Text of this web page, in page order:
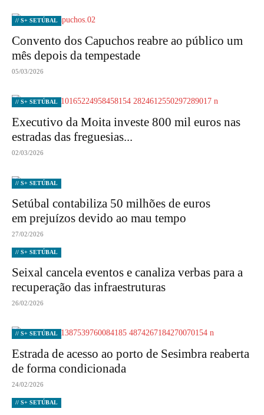
// S+ SETÚBAL
Convento dos Capuchos reabre ao público um
mês depois da tempestade
05/03/2026
// S+ SETÚBAL
Executivo da Moita investe 800 mil euros nas
estradas das freguesias...
02/03/2026
// S+ SETÚBAL
Setúbal contabiliza 50 milhões de euros
em prejuízos devido ao mau tempo
27/02/2026
// S+ SETÚBAL
Seixal cancela eventos e canaliza verbas para a
recuperação das infraestruturas
26/02/2026
// S+ SETÚBAL
Estrada de acesso ao porto de Sesimbra reaberta
de forma condicionada
24/02/2026
// S+ SETÚBAL